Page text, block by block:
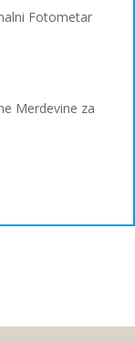
Fotometar
Merdevine za